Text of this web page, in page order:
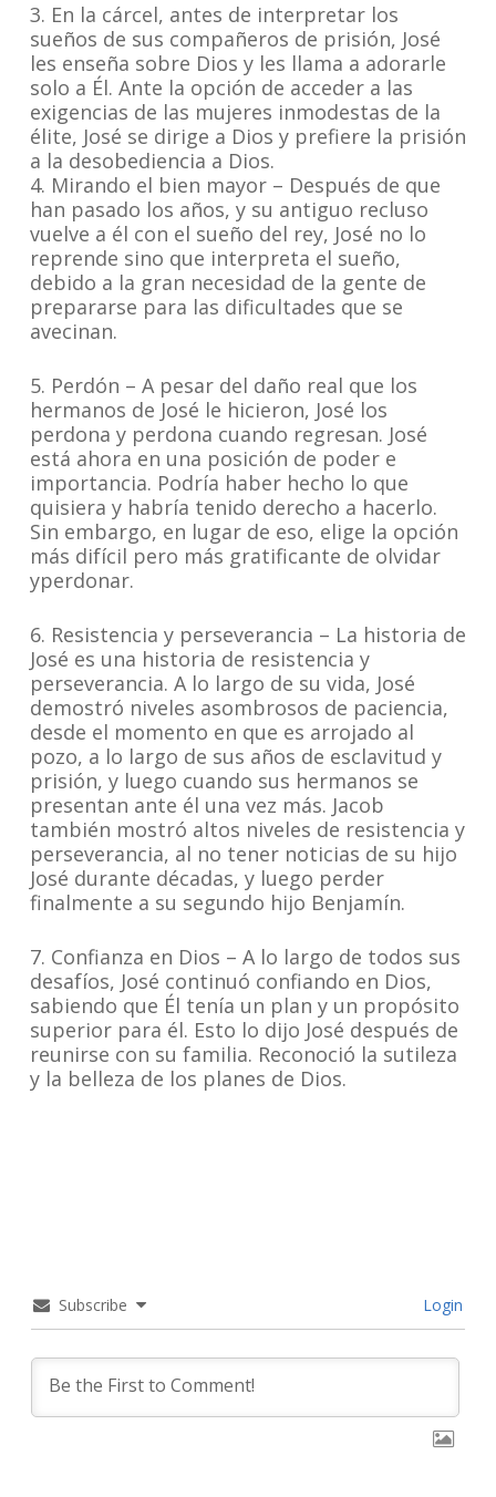
3. En la cárcel, antes de interpretar los
sueños de sus compañeros de prisión, José
les enseña sobre Dios y les llama a adorarle
solo a Él. Ante la opción de acceder a las
exigencias de las mujeres inmodestas de la
élite, José se dirige a Dios y prefiere la prisión
a la desobediencia a Dios.
4. Mirando el bien mayor – Después de que
han pasado los años, y su antiguo recluso
vuelve a él con el sueño del rey, José no lo
reprende sino que interpreta el sueño,
debido a la gran necesidad de la gente de
prepararse para las dificultades que se
avecinan.
5. Perdón – A pesar del daño real que los
hermanos de José le hicieron, José los
perdona y perdona cuando regresan. José
está ahora en una posición de poder e
importancia. Podría haber hecho lo que
quisiera y habría tenido derecho a hacerlo.
Sin embargo, en lugar de eso, elige la opción
más difícil pero más gratificante de olvidar
yperdonar.
6. Resistencia y perseverancia – La historia de
José es una historia de resistencia y
perseverancia. A lo largo de su vida, José
demostró niveles asombrosos de paciencia,
desde el momento en que es arrojado al
pozo, a lo largo de sus años de esclavitud y
prisión, y luego cuando sus hermanos se
presentan ante él una vez más. Jacob
también mostró altos niveles de resistencia y
perseverancia, al no tener noticias de su hijo
José durante décadas, y luego perder
finalmente a su segundo hijo Benjamín.
7. Confianza en Dios – A lo largo de todos sus
desafíos, José continuó confiando en Dios,
sabiendo que Él tenía un plan y un propósito
superior para él. Esto lo dijo José después de
reunirse con su familia. Reconoció la sutileza
y la belleza de los planes de Dios.
Subscribe Login